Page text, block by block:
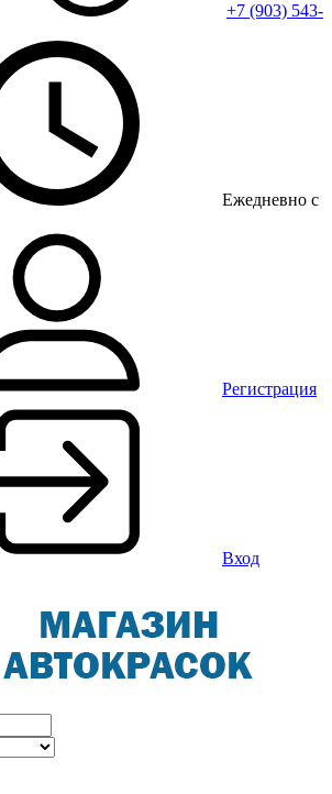
+7 (903) 543-
Ежедневно с
Регистрация
Вход